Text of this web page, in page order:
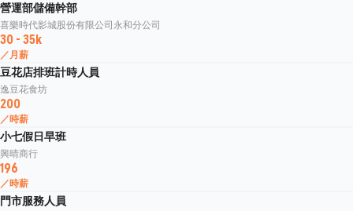
營運部儲備幹部
喜樂時代影城股份有限公司永和分公司
30 - 35k
／月薪
豆花店排班計時人員
逸豆花食坊
200
／時薪
小七假日早班
興晴商行
196
／時薪
門市服務人員